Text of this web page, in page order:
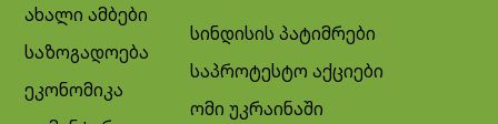
ახალი ამბები
საზოგადოება
ეკონომიკა
სინდისის პატიმრები
საპროტესტო აქციები
ომი უკრაინაში